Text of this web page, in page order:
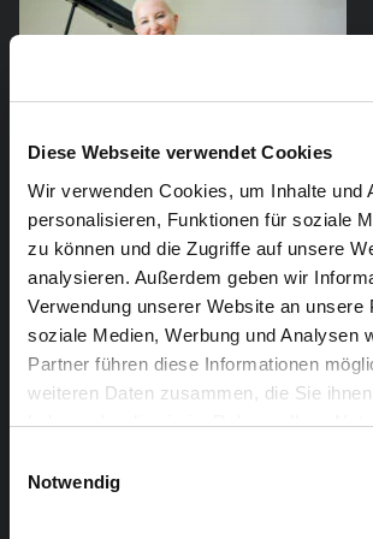
Diese Webseite verwendet Cookies
Wir verwenden Cookies, um Inhalte und
personalisieren, Funktionen für soziale
zu können und die Zugriffe auf unsere
analysieren. Außerdem geben wir
Verwendung unserer Website an unsere
soziale Medien, Werbung und Analysen
Partner führen diese Informationen
weiteren Daten zusammen, die Sie
haben oder die sie im Rahmen Ihrer
Notwendig
WDR Big Band